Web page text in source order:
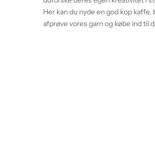
Her kan du nyde en god kop
afprøve vores garn og købe ind til